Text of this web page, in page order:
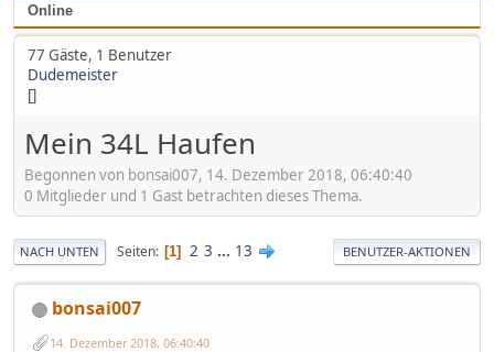
Online
77 Gäste, 1 Benutzer
Dudemeister
[]
Mein 34L Haufen
Begonnen von bonsai007, 14. Dezember 2018, 06:40:40
0 Mitglieder und 1 Gast betrachten dieses Thema.
NACH UNTEN Seiten 1 2 3 ... 13 BENUTZER-AKTIONEN
bonsai007
14. Dezember 2018, 06:40:40